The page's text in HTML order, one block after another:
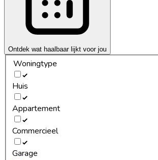
Ontdek wat haalbaar lijkt voor jou
Woningtype
Huis
Appartement
Commercieel
Garage